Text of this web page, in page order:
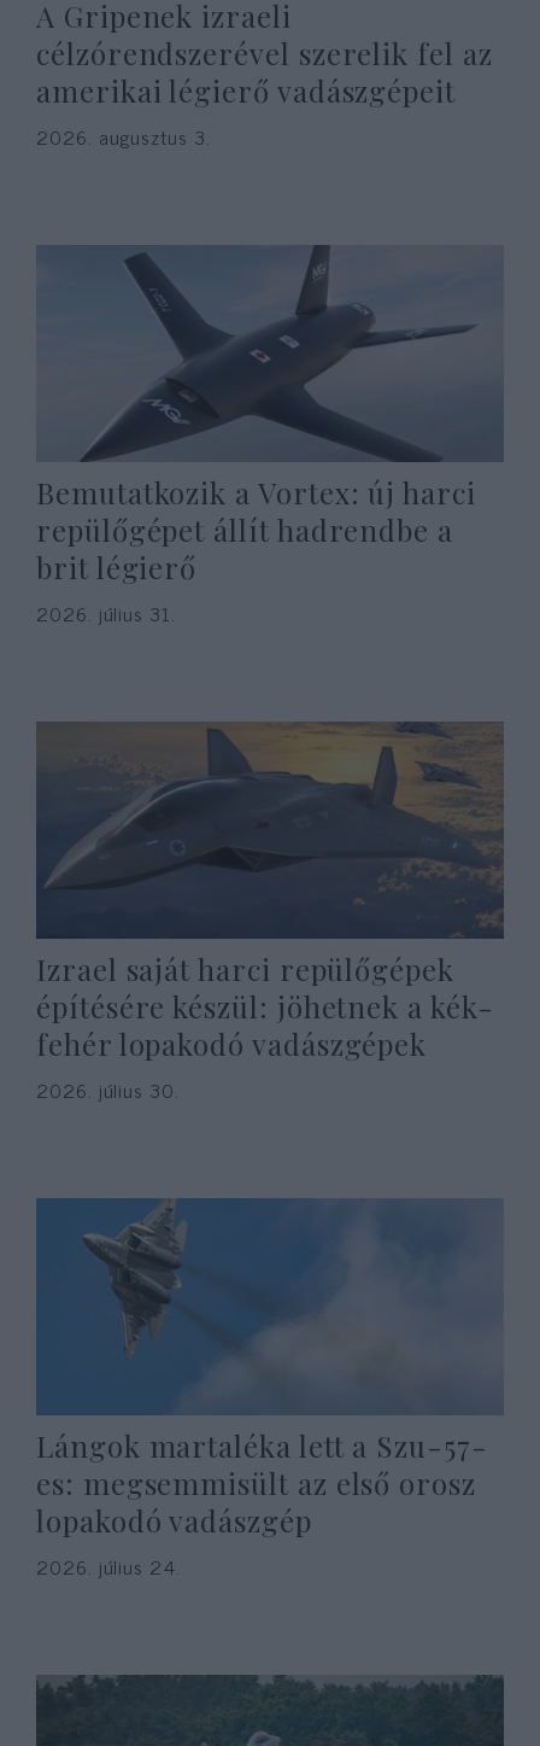
A Gripenek izraeli
célzórendszerével szerelik fel az
amerikai légierő vadászgépeit
2026. augusztus 3.
Bemutatkozik a Vortex: új harci
repülőgépet állít hadrendbe a
brit légierő
2026. július 31.
Izrael saját harci repülőgépek
építésére készül: jöhetnek a kék-
fehér lopakodó vadászgépek
2026. július 30.
Lángok martaléka lett a Szu-57-
es: megsemmisült az első orosz
lopakodó vadászgép
2026. július 24.